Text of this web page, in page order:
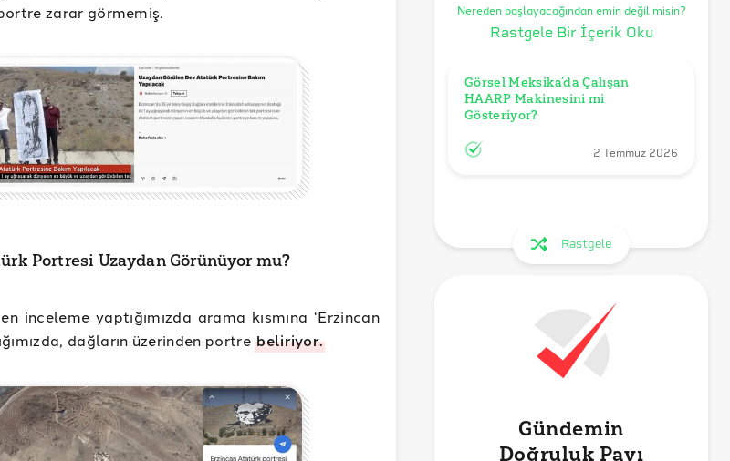
zarar görmemiş.
Portresi Uzaydan Görünüyor mu?
inceleme yaptığımızda arama kısmına ‘Erzincan
dağların üzerinden portrebeliriyor.
Nereden başlayacağından emin değil misin?
Rastgele Bir İçerik Oku
Görsel Meksika’da Çalışan
HAARP Makinesini mi
Gösteriyor?
2 Temmuz 2026
Rastgele
Gündemin
Doğruluk Payı